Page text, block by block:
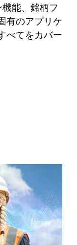
能、銘柄フ
有のアプリケ
べてをカバー